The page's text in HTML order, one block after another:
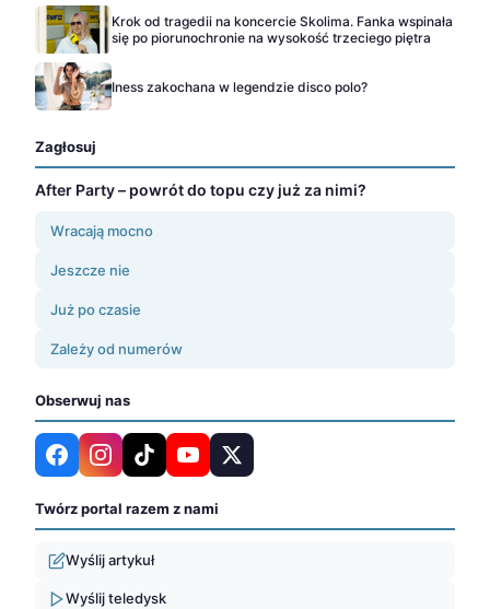
Krok od tragedii na koncercie Skolima. Fanka wspinała
się po piorunochronie na wysokość trzeciego piętra
Iness zakochana w legendzie disco polo?
Zagłosuj
After Party – powrót do topu czy już za nimi?
Wracają mocno
Jeszcze nie
Już po czasie
Zależy od numerów
Obserwuj nas
Twórz portal razem z nami
Wyślij artykuł
Wyślij teledysk